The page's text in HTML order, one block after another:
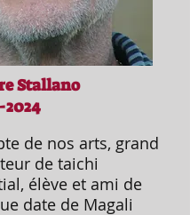
Stallano
2024
de nos arts, grand
de taichi
élève et ami de
date de Magali